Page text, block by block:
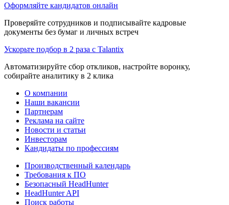
Оформляйте кандидатов онлайн
Проверяйте сотрудников и подписывайте кадровые
документы без бумаг и личных встреч
Ускорьте подбор в 2 раза с Talantix
Автоматизируйте сбор откликов, настройте воронку,
собирайте аналитику в 2 клика
О компании
Наши вакансии
Партнерам
Реклама на сайте
Новости и статьи
Инвесторам
Кандидаты по профессиям
Производственный календарь
Требования к ПО
Безопасный HeadHunter
HeadHunter API
Поиск работы